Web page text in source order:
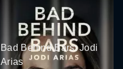
Bad Behind Bars: Jodi
Arias